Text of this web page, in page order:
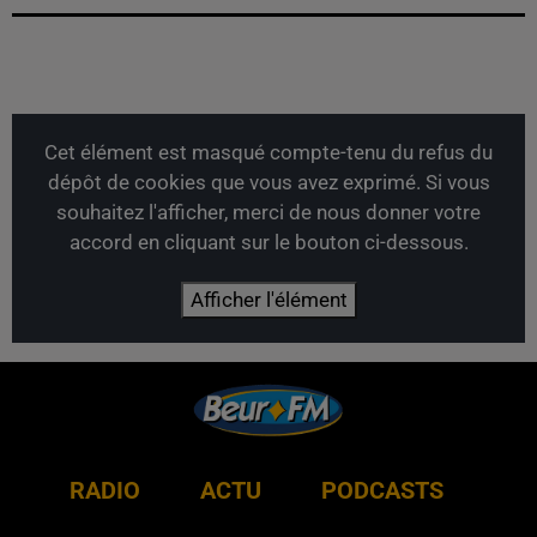
Cet élément est masqué compte-tenu du refus du
dépôt de cookies que vous avez exprimé. Si vous
souhaitez l'afficher, merci de nous donner votre
accord en cliquant sur le bouton ci-dessous.
Afficher l'élément
RADIO ACTU PODCASTS